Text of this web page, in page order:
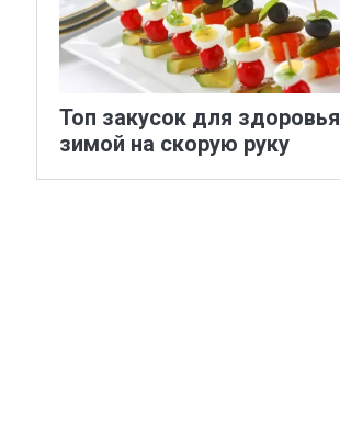
Топ закусок для здоровья
зимой на скорую руку